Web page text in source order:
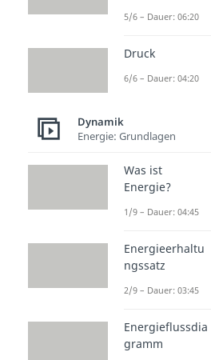
In etwas
das
mithilfe der
Spannung
Allgemeinen
5/6 – Dauer: 06:20
Druck
6/6 – Dauer: 04:20
Dynamik
Energie: Grundlagen
Was ist
Energie?
1/9 – Dauer: 04:45
Energieerhaltu
ngssatz
2/9 – Dauer: 03:45
Energieflussdia
gramm